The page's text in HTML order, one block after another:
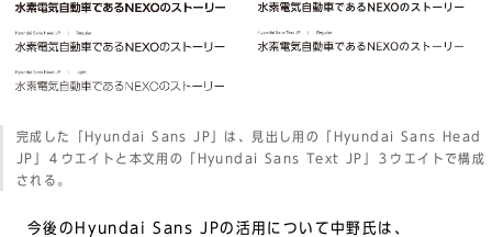
完成した「Hyundai Sans JP」は、見出し用の「Hyundai Sans Head
JP」４ウエイトと本文用の「Hyundai Sans Text JP」３ウエイトで構成
される。
今後のHyundai Sans JPの活用について中野氏は、